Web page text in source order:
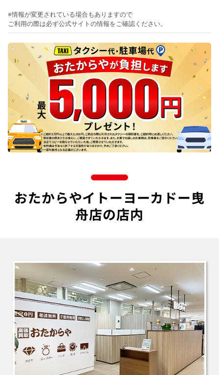
※情報が変更されている場合もありますので
ご利用の際は必ず公式サイトの情報をご確認ください。
おたからやイトーヨーカドー曳
舟店の店内